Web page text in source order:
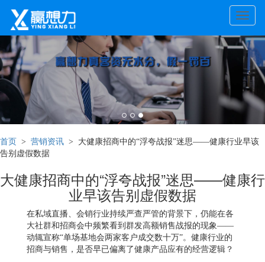
Toggle
首页 > 营销资讯 > 大健康招商中的“浮夸战报”迷思——健康行业早该
告别虚假数据
大健康招商中的“浮夸战报”迷思——健康行
业早该告别虚假数据
在私域直播、会销行业持续严查严管的背景下，仍能在各
大社群和招商会中频繁看到群发高额销售战报的现象——
动辄宣称“单场基地会两家客户成交数十万”。健康行业的
招商与销售，是否早已偏离了健康产品应有的经营逻辑？